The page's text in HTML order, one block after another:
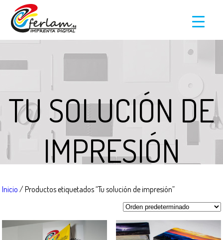
TU SOLUCIÓN DE
IMPRESIÓN
Inicio / Productos etiquetados “Tu solución de impresión”